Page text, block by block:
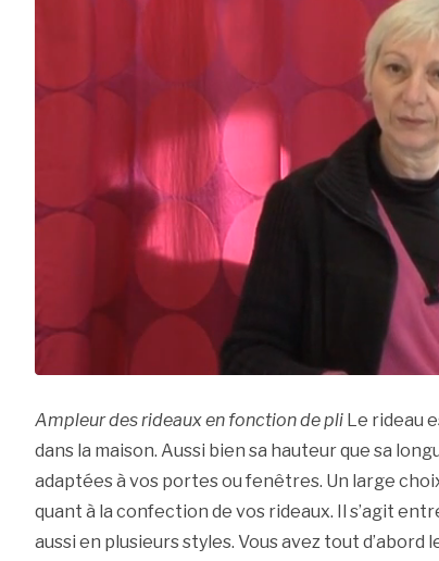
Ampleur des rideaux en fonction de pliLe rideau
dans la maison. Aussi bien sa hauteur que sa
adaptées à vos portes ou fenêtres. Un large
quant à la confection de vos rideaux. Il s’agit
aussi en plusieurs styles. Vous avez tout